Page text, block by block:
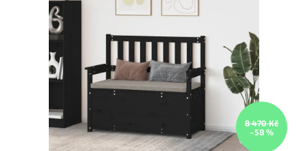
8 470 Kč
–58 %